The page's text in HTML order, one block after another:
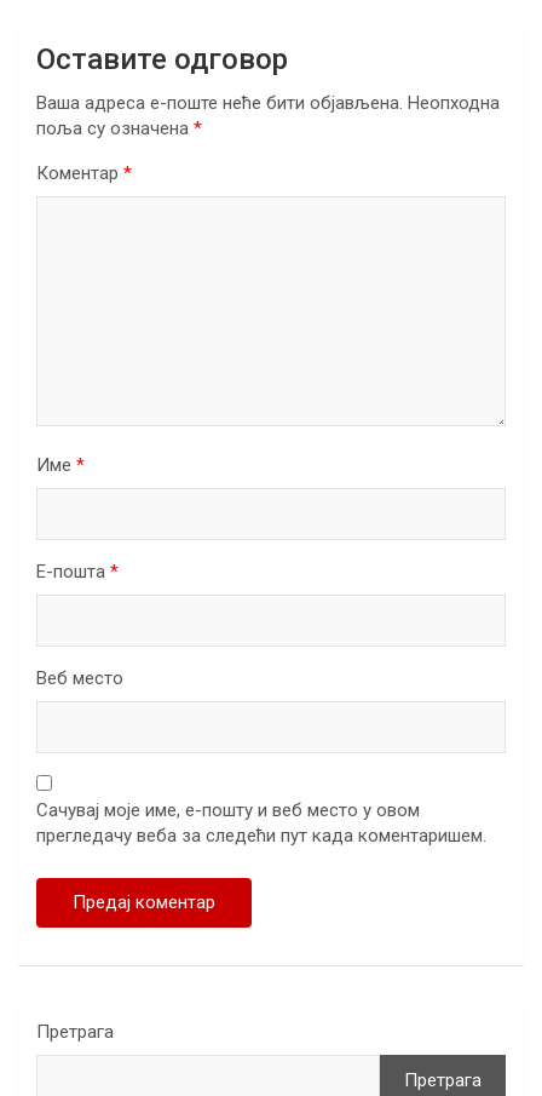
Оставите одговор
Ваша адреса е-поште неће бити објављена. Неопходна
поља су означена *
Коментар *
Име *
Е-пошта *
Веб место
Сачувај моје име, е-пошту и веб место у овом
прегледачу веба за следећи пут када коментаришем.
Претрага
Претрага